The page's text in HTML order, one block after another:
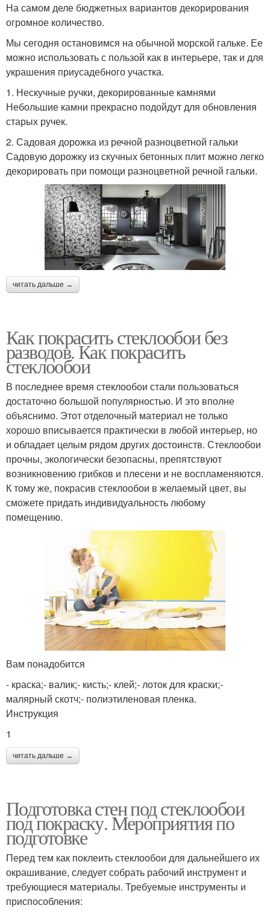
На самом деле бюджетных вариантов декорирования
огромное количество.
Мы сегодня остановимся на обычной морской гальке. Ее
можно использовать с пользой как в интерьере, так и для
украшения приусадебного участка.
1. Нескучные ручки, декорированные камнями
Небольшие камни прекрасно подойдут для обновления
старых ручек.
2. Садовая дорожка из речной разноцветной гальки
Садовую дорожку из скучных бетонных плит можно легко
декорировать при помощи разноцветной речной гальки.
читать дальше →
Как покрасить стеклообои без
разводов. Как покрасить
стеклообои
В последнее время стеклообои стали пользоваться
достаточно большой популярностью. И это вполне
объяснимо. Этот отделочный материал не только
хорошо вписывается практически в любой интерьер, но
и обладает целым рядом других достоинств. Стеклообои
прочны, экологически безопасны, препятствуют
возникновению грибков и плесени и не воспламеняются.
К тому же, покрасив стеклообои в желаемый цвет, вы
сможете придать индивидуальность любому
помещению.
Вам понадобится
- краска;- валик;- кисть;- клей;- лоток для краски;-
малярный скотч;- полиэтиленовая пленка.
Инструкция
1
читать дальше →
Подготовка стен под стеклообои
под покраску. Мероприятия по
подготовке
Перед тем как поклеить стеклообои для дальнейшего их
окрашивание, следует собрать рабочий инструмент и
требующиеся материалы. Требуемые инструменты и
приспособления: